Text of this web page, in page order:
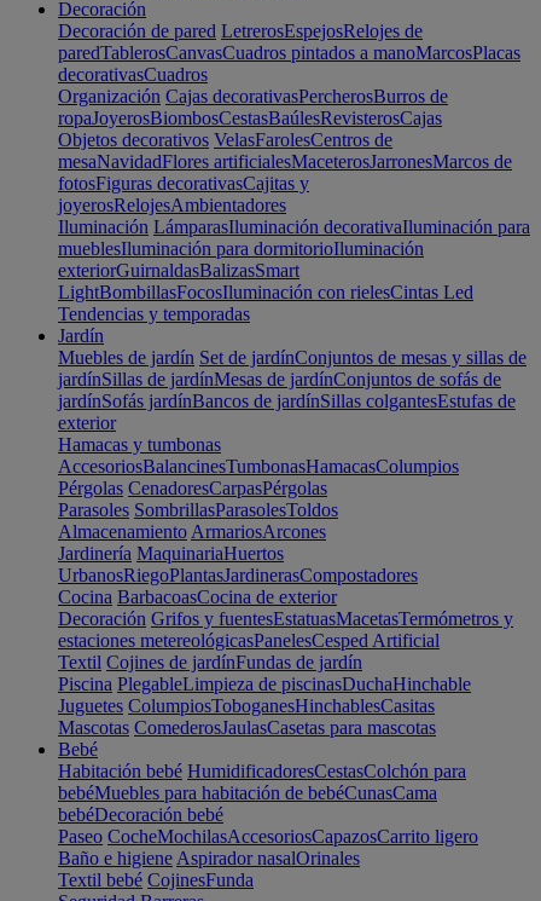
Decoración
Decoración de pared LetrerosEspejosRelojes de
paredTablerosCanvasCuadros pintados a manoMarcosPlacas
decorativasCuadros
Organización Cajas decorativasPercherosBurros de
ropaJoyerosBiombosCestasBaúlesRevisterosCajas
Objetos decorativos VelasFarolesCentros de
mesaNavidadFlores artificialesMaceterosJarronesMarcos de
fotosFiguras decorativasCajitas y
joyerosRelojesAmbientadores
Iluminación LámparasIluminación decorativaIluminación para
mueblesIluminación para dormitorioIluminación
exteriorGuirnaldasBalizasSmart
LightBombillasFocosIluminación con rielesCintas Led
Tendencias y temporadas
Jardín
Muebles de jardín Set de jardínConjuntos de mesas y sillas de
jardínSillas de jardínMesas de jardínConjuntos de sofás de
jardínSofás jardínBancos de jardínSillas colgantesEstufas de
exterior
Hamacas y tumbonas
AccesoriosBalancinesTumbonasHamacasColumpios
Pérgolas CenadoresCarpasPérgolas
Parasoles SombrillasParasolesToldos
Almacenamiento ArmariosArcones
Jardinería MaquinariaHuertos
UrbanosRiegoPlantasJardinerasCompostadores
Cocina BarbacoasCocina de exterior
Decoración Grifos y fuentesEstatuasMacetasTermómetros y
estaciones metereológicasPanelesCesped Artificial
Textil Cojines de jardínFundas de jardín
Piscina PlegableLimpieza de piscinasDuchaHinchable
Juguetes ColumpiosToboganesHinchablesCasitas
Mascotas ComederosJaulasCasetas para mascotas
Bebé
Habitación bebé HumidificadoresCestasColchón para
bebéMuebles para habitación de bebéCunasCama
bebéDecoración bebé
Paseo CocheMochilasAccesoriosCapazosCarrito ligero
Baño e higiene Aspirador nasalOrinales
Textil bebé CojinesFunda